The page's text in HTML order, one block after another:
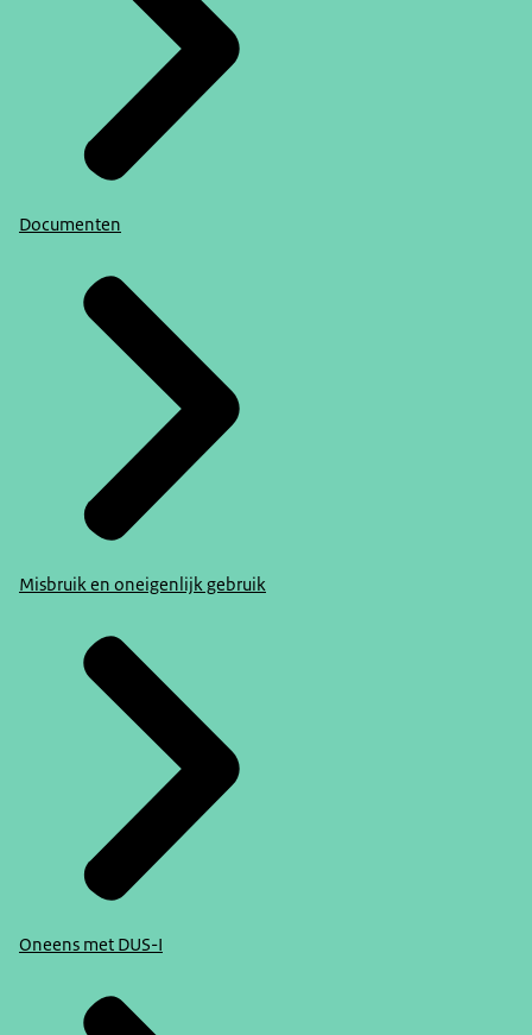
Documenten
Misbruik en oneigenlijk gebruik
Oneens met DUS-I